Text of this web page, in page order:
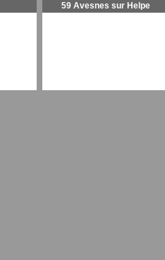
59 Avesnes sur Helpe